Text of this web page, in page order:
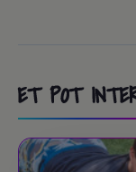
ET POT